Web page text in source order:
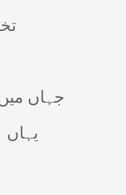
جہاں
یہاں